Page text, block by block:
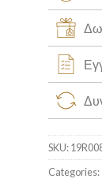
SKU:
Categories: